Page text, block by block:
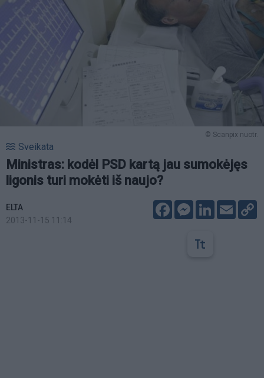
© Scanpix nuotr.
Sveikata
Ministras: kodėl PSD kartą jau sumokėjęs
ligonis turi mokėti iš naujo?
ELTA
2013-11-15 11:14
FacebookMessenger
LinkedIn
Email